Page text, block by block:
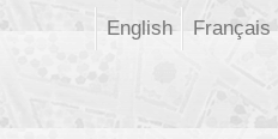
Français
English